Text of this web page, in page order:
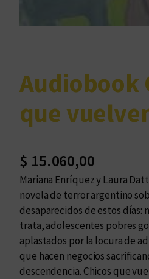
Audiobook
que
$ 15.060,00
Mariana Enríquez y Laura
novela de terror argentino
desaparecidos de estos días:
trata, adolescentes pobres
aplastados por la locura de
que hacen negocios
descendencia. Chicos que